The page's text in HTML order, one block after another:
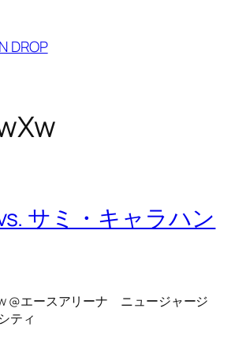
DROP
サミ・キャラハン
@エースアリーナ ニュージャージ
ティ